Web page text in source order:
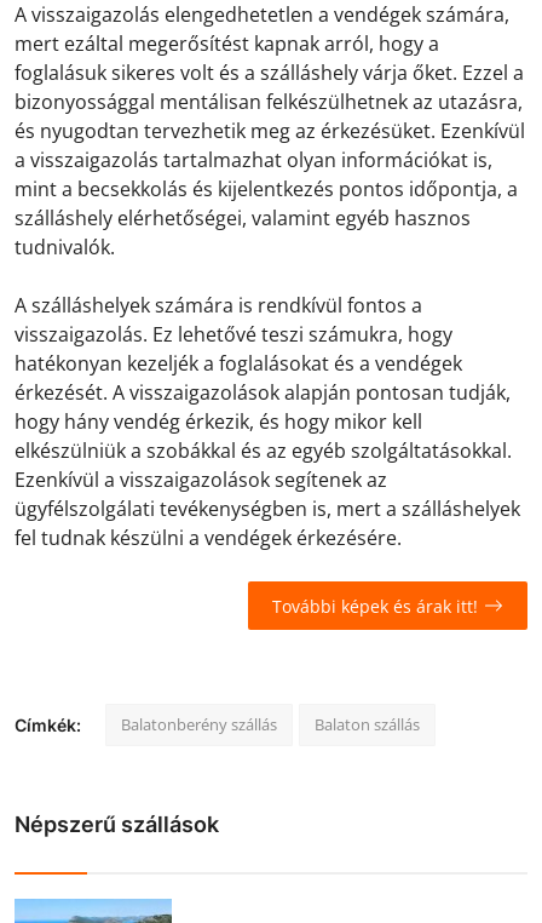
A visszaigazolás elengedhetetlen a vendégek számára,
mert ezáltal megerősítést kapnak arról, hogy a
foglalásuk sikeres volt és a szálláshely várja őket. Ezzel a
bizonyossággal mentálisan felkészülhetnek az utazásra,
és nyugodtan tervezhetik meg az érkezésüket. Ezenkívül
a visszaigazolás tartalmazhat olyan információkat is,
mint a becsekkolás és kijelentkezés pontos időpontja, a
szálláshely elérhetőségei, valamint egyéb hasznos
tudnivalók.
A szálláshelyek számára is rendkívül fontos a
visszaigazolás. Ez lehetővé teszi számukra, hogy
hatékonyan kezeljék a foglalásokat és a vendégek
érkezését. A visszaigazolások alapján pontosan tudják,
hogy hány vendég érkezik, és hogy mikor kell
elkészülniük a szobákkal és az egyéb szolgáltatásokkal.
Ezenkívül a visszaigazolások segítenek az
ügyfélszolgálati tevékenységben is, mert a szálláshelyek
fel tudnak készülni a vendégek érkezésére.
További képek és árak itt!
Címkék: Balatonberény szállás Balaton szállás
Népszerű szállások